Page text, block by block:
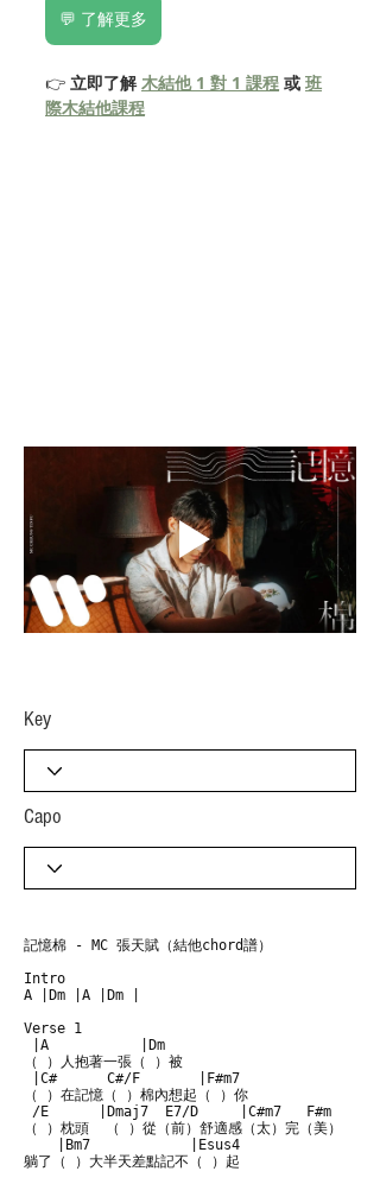
💬 了解更多
👉 立即了解 木結他 1 對 1 課程 或 班
際木結他課程
​Key
Capo
記憶棉 - MC 張天賦（結他chord譜）
Intro
A |Dm |A |Dm |
Verse 1
|A           |Dm
（ ）人抱著一張（ ）被
|C#      C#/F       |F#m7
（ ）在記憶（ ）棉內想起（ ）你
/E      |Dmaj7  E7/D     |C#m7   F#m
（ ）枕頭  （ ）從（前）舒適感（太）完（美）
    |Bm7            |Esus4
躺了（ ）大半天差點記不（ ）起